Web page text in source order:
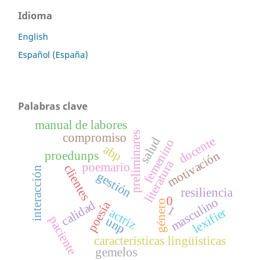
Idioma
English
Español (España)
Palabras clave
preliminares
poesía
literatura
poemario
características lingüísticas
género
actriz masculino
femenino
0
calidad
salud
paciente
gestión
abp
gemelos
resiliencia
1
motivación
compromiso docente
proedunps
unp
clientes
manual de labores
interacción lexifier